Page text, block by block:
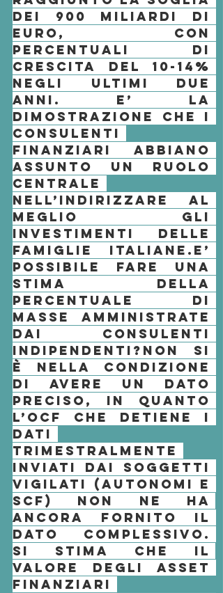
dei 900 miliardi di
euro, con
percentuali di
crescita del 10-14%
negli ultimi due
anni. E’ la
consulenti
finanziari
abbiano
assunto un ruolo
centrale
nell’indirizzare al
investimenti
delle
famiglie italiane. E’
possibile fare una
stima della
percentuale di
masse amministrate
dai consulenti
indipendenti? Non si
è nella condizione
di avere un dato
preciso, in quanto
l’ OCF
che detiene i
dati
trimestralmente
inviati dai soggetti
vigilati (autonomi e
scf) non ne ha
ancora fornito il
dato complessivo.
Si stima che il
valore degli asset
finanziari